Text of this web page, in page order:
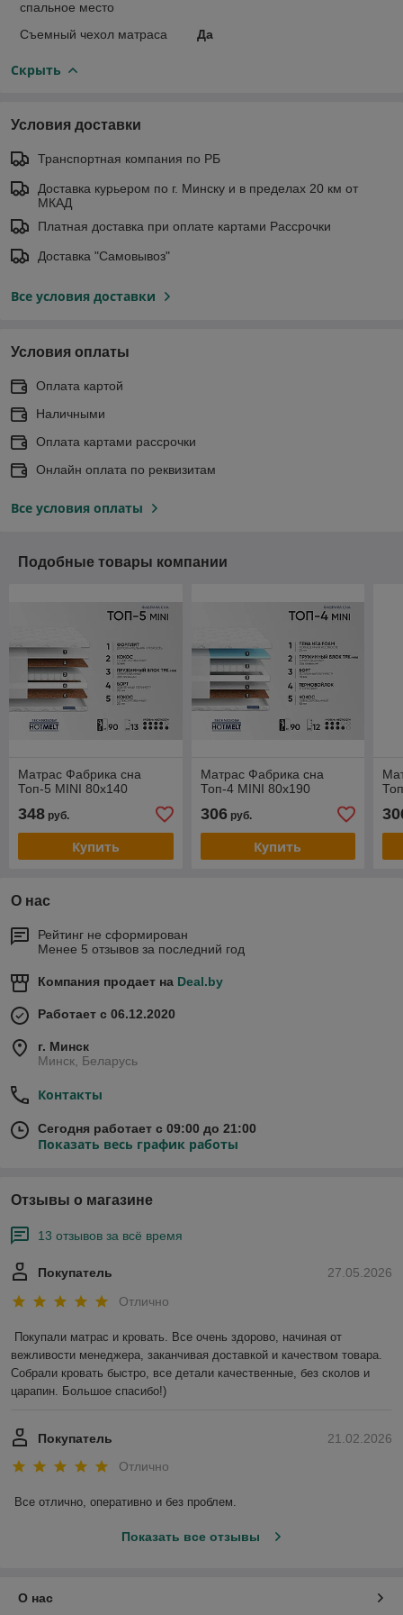
спальное место
Съемный чехол матраса
Да
Скрыть
Условия доставки
Транспортная компания по РБ
Доставка курьером по г. Минску и в пределах 20 км от
МКАД
Платная доставка при оплате картами Рассрочки
Доставка "Самовывоз"
Все условия доставки
Условия оплаты
Оплата картой
Наличными
Оплата картами рассрочки
Онлайн оплата по реквизитам
Все условия оплаты
Подобные товары компании
Матрас Фабрика сна
Топ-5 MINI 80х140
348 руб.
Купить
Матрас Фабрика сна
Топ-4 MINI 80х190
306руб.
Купить
О нас
Рейтинг не сформирован
Менее 5 отзывов за последний год
Компания продает на Deal.by
Работает с 06.12.2020
г. Минск
Минск, Беларусь
Контакты
Сегодня работает с 09:00 до 21:00
Показать весь график работы
Отзывы о магазине
13 отзывов за всё время
27.05.2026
Покупатель
Отлично
Покупали матрас и кровать. Все очень здорово, начиная от
вежливости менеджера, заканчивая доставкой и качеством товара.
Собрали кровать быстро, все детали качественные, без сколов и
царапин. Большое спасибо!)
21.02.2026
Покупатель
Отлично
Все отлично, оперативно и без проблем.
Показать все отзывы
О нас